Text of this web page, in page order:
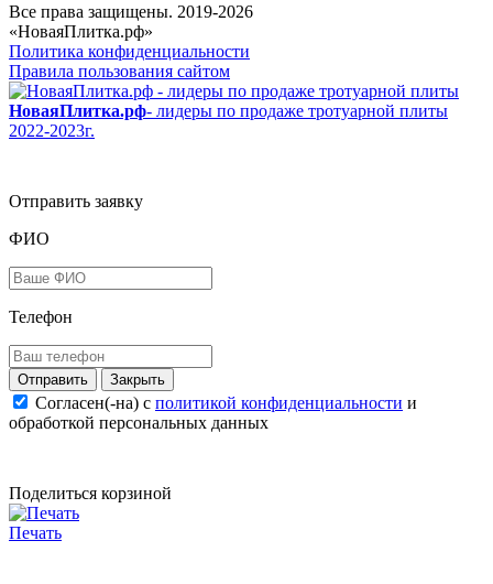
Все права защищены. 2019-2026
«НоваяПлитка.рф»
Политика конфиденциальности
Правила пользования сайтом
НоваяПлитка.рф- лидеры по продаже тротуарной плиты
2022-2023г.
Отправить заявку
ФИО
Телефон
Закрыть
Согласен(-на) c политикой конфиденциальности и
обработкой персональных данных
Поделиться корзиной
Печать